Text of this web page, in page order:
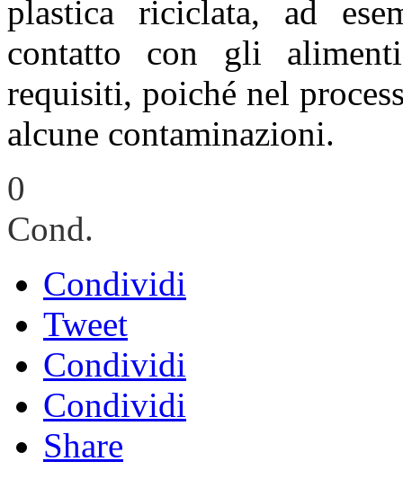
plastica riciclata, ad
contatto con gli
requisiti, poiché nel
alcune contaminazioni.
0
Cond.
Condividi
Tweet
Condividi
Condividi
Share